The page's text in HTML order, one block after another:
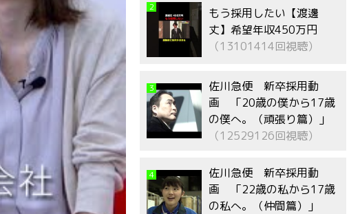
2
もう採用したい【渡邊
丈】希望年収450万円
（13101414回視聴）
3
佐川急便 新卒採用動
画 「20歳の僕から17歳
の僕へ。（頑張り篇）」
（12529126回視聴）
4
佐川急便 新卒採用動
画 「22歳の私から17歳
の私へ。（仲間篇）」